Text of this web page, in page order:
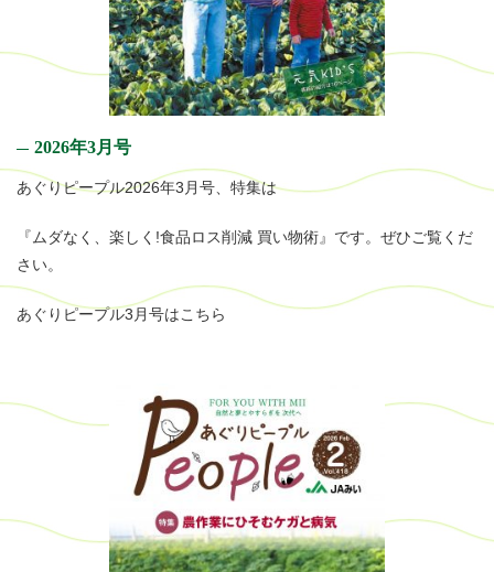
2026年3月号
あぐりピープル2026年3月号、特集は
『ムダなく、楽しく!食品ロス削減 買い物術』です。ぜひご覧くだ
さい。
あぐりピープル3月号はこちら